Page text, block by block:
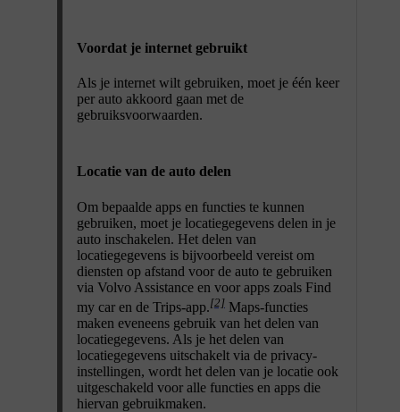
Voordat je internet gebruikt
Als je internet wilt gebruiken, moet je één keer
per auto akkoord gaan met de
gebruiksvoorwaarden.
Locatie van de auto delen
Om bepaalde apps en functies te kunnen
gebruiken, moet je locatiegegevens delen in je
auto inschakelen. Het delen van
locatiegegevens is bijvoorbeeld vereist om
diensten op afstand voor de auto te gebruiken
via Volvo Assistance en voor apps zoals Find
my car en de Trips-app.[2] Maps-functies
maken eveneens gebruik van het delen van
locatiegegevens. Als je het delen van
locatiegegevens uitschakelt via de privacy-
instellingen, wordt het delen van je locatie ook
uitgeschakeld voor alle functies en apps die
hiervan gebruikmaken.